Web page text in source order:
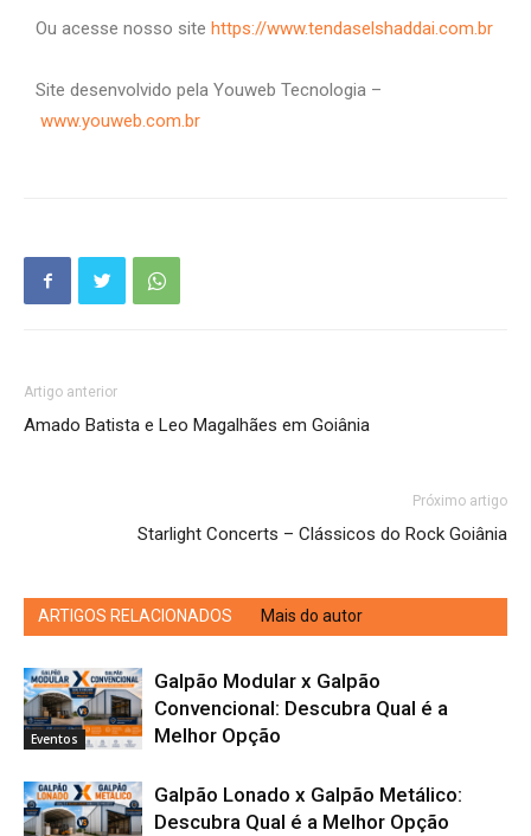
Ou acesse nosso site https://www.tendaselshaddai.com.br
Site desenvolvido pela Youweb Tecnologia –
www.youweb.com.br
Artigo anterior
Amado Batista e Leo Magalhães em Goiânia
Próximo artigo
Starlight Concerts – Clássicos do Rock Goiânia
ARTIGOS RELACIONADOS Mais do autor
Eventos
Galpão Modular x Galpão
Convencional: Descubra Qual é a
Melhor Opção
Galpão Lonado x Galpão Metálico:
Descubra Qual é a Melhor Opção